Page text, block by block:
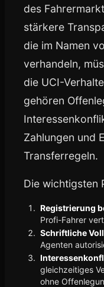
des
stärkere
die im Namen
verhandeln,
die UCI-
gehören
Zahlungen und
Transferregeln.
Die wichtigsten
Registrierung
Profi-Fahrer
Schriftliche
Agenten
gleichzeitiges
ohne